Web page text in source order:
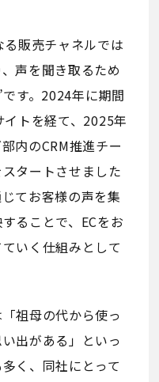
販売チャネルでは
声を聞き取るため
す。2024年に期間
トを経て、2025年
内のCRM推進チー
タートさせました
てお客様の声を集
ることで、ECをお
いく仕組みとして
祖母の代から使っ
出がある」といっ
く、同社にとって